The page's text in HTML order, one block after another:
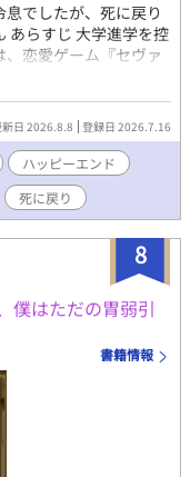
息でしたが、死に戻り
あらすじ 大学進学を控
恋愛ゲーム『セヴァ
目を覚ました。 卒業
その未来を知ってい
ス・セヴァリーとの婚
では僕を断罪するはず
うとしない。 「俺
まるで一度すべてを
ームでは敵だったは
リオどおりに動かな
少しずつ気づいてい
、僕の中に残る本当
いか、と。 でも、卒
めだけに育てられた
り抜こうとする死に
本当の未来とは――
日 2026.8.8 登録日 2026.7.16
ハッピーエンド
死に戻り
8
僕はただの胃弱引
書籍情報